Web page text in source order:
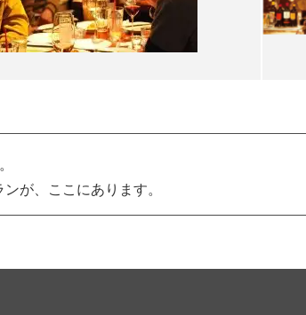
が、ここにあります。